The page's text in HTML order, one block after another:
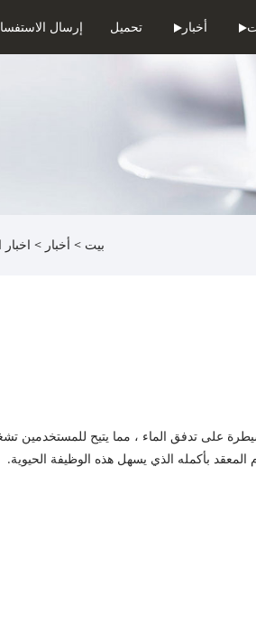
أخبار تحميل إرسال
بيت > أخبار >
على تدفق الماء ، مما يتيح للمستخدمين
بأكمله الذي يسهل هذه الوظيفة الحيوية.